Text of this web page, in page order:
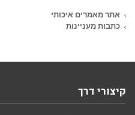
אתר מאמרים איכותי
כתבות מעניינות
קיצורי דרך